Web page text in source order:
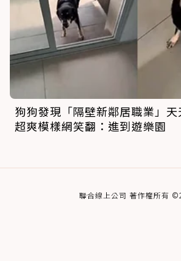
狗狗發現「隔壁新鄰居職業」天
超爽模樣網笑翻：進到遊樂園
聯合線上公司 著作權所有